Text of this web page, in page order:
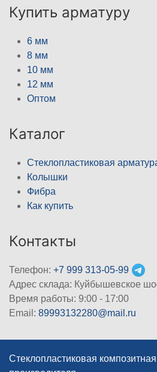
Купить арматуру
6 мм
8 мм
10 мм
12 мм
Оптом
Каталог
Стеклопластиковая
Колышки
Фибра
Как купить
Контакты
Телефон: +7 999 313-05-99
Адрес склада: Куйбышевское
Время работы: 9:00 - 17:00
Email: 89993132280@mail.ru
Стеклопластиковая